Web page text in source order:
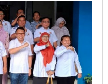
Open
Rekrutmen
Insinyur